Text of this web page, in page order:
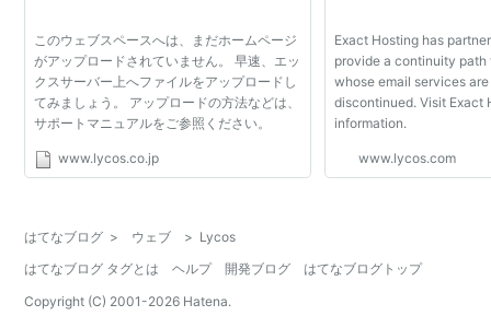
このウェブスペースへは、まだホームページ
がアップロードされていません。 早速、エッ
クスサーバー上へファイルをアップロードし
てみましょう。 アップロードの方法などは、
サポートマニュアルをご参照ください。
www.lycos.co.jp
Exact Hosting has
provide a continuity path
whose email services
discontinued. Visit Exact
information.
www.lycos.com
はてなブログ > ウェブ > Lycos
はてなブログ タグとは
ヘルプ 開発ブログ
はてなブログトップ
Copyright (C) 2001-2026 Hatena.